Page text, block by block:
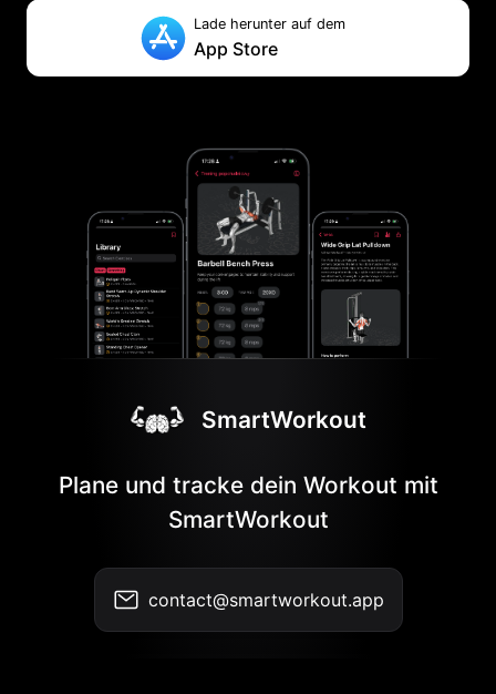
Lade herunter auf dem
App Store
SmartWorkout
Plane und tracke dein Workout mit
SmartWorkout
contact@smartworkout.app